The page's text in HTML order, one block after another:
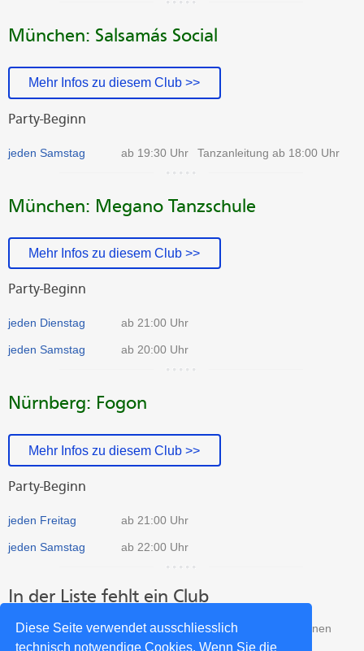
Diese Seite verwendet ausschliesslich
technisch notwendige Cookies. Wenn Sie die
München: Salsamás Social
Mehr Infos zu diesem Club >>
Party-Beginn
jeden Samstag ab 19:30 Uhr Tanzanleitung ab 18:00 Uhr
München: Megano Tanzschule
Mehr Infos zu diesem Club >>
Party-Beginn
jeden Dienstag ab 21:00 Uhr
jeden Samstag ab 20:00 Uhr
Nürnberg: Fogon
Mehr Infos zu diesem Club >>
Party-Beginn
jeden Freitag ab 21:00 Uhr
jeden Samstag ab 22:00 Uhr
In der Liste fehlt ein Club
Fehlt ein Club aus Bayern in unserer Liste? Dann trage Deinen
Club kostenlos in unser Verzeichnis ein: